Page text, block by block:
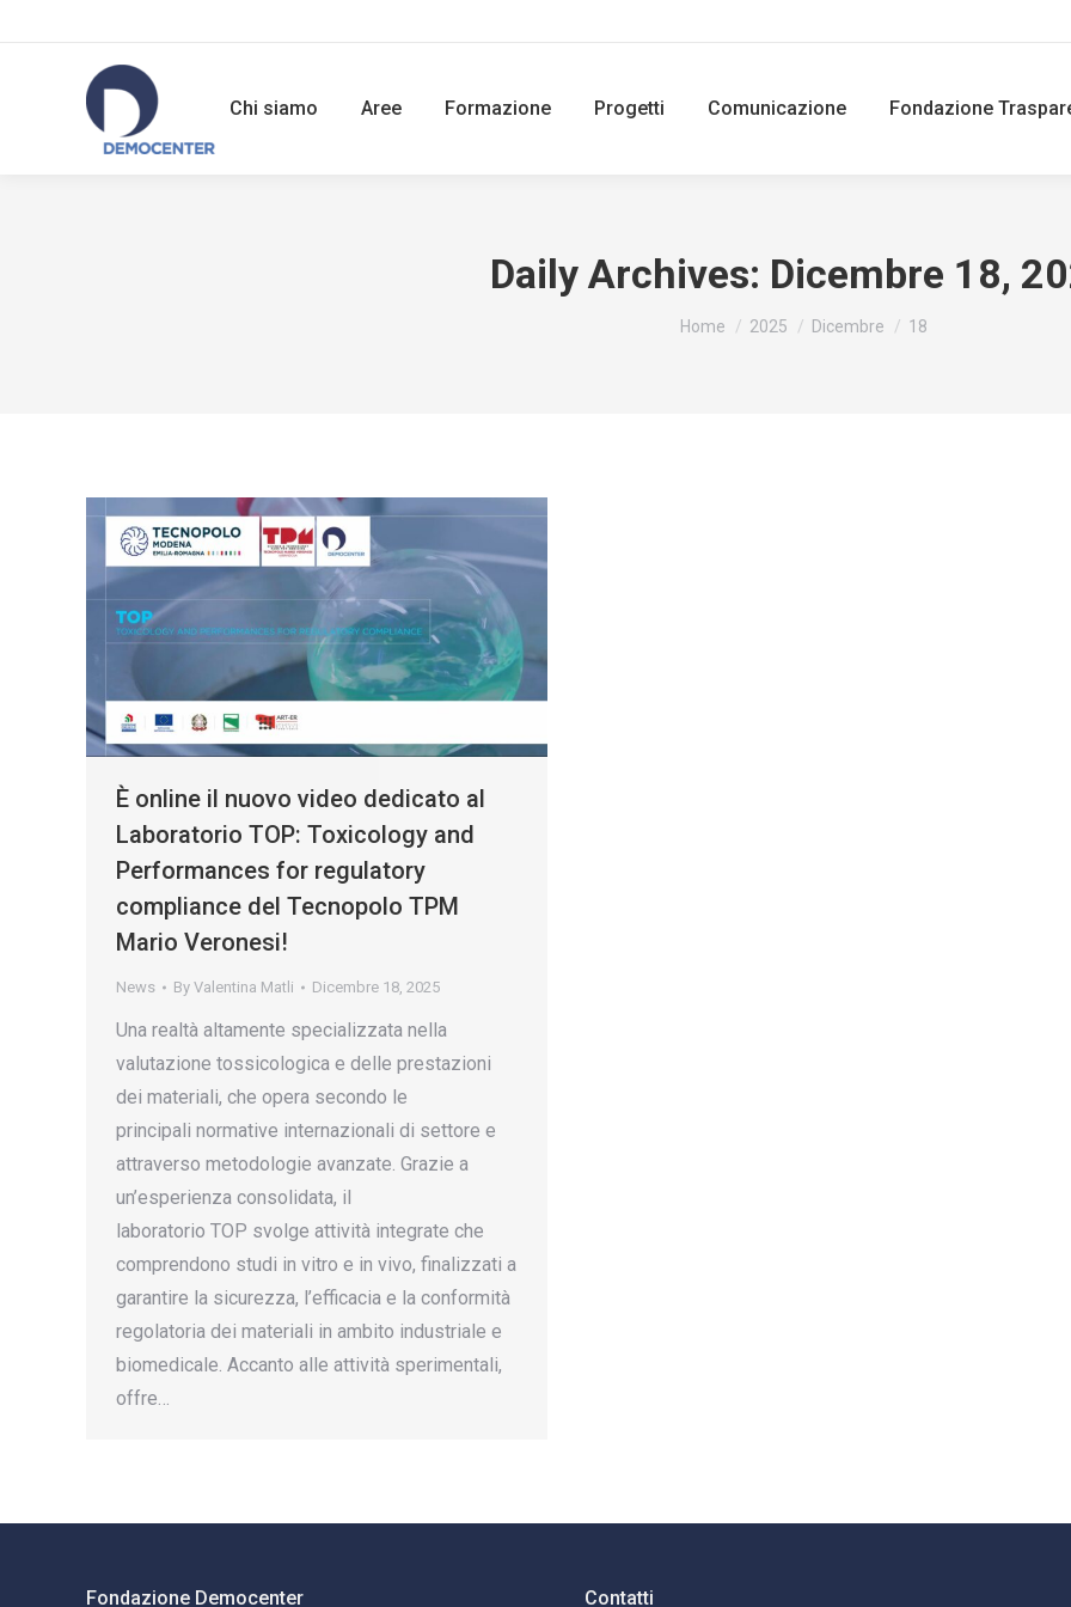
Chi siamo Aree Formazione Progetti Comunicazione Fondazione
Daily Archives: Dicembre 18,
You are here:
Home 2025 Dicembre 18
È online il nuovo video dedicato al
Laboratorio TOP: Toxicology and
Performances for regulatory
compliance del Tecnopolo TPM
Mario Veronesi!
News By Valentina Matli Dicembre 18, 2025
Una realtà altamente specializzata nella
valutazione tossicologica e delle prestazioni
dei materiali, che opera secondo le
principali normative internazionali di settore e
attraverso metodologie avanzate. Grazie a
un’esperienza consolidata, il
laboratorio TOP svolge attività integrate che
comprendono studi in vitro e in vivo, finalizzati a
garantire la sicurezza, l’efficacia e la conformità
regolatoria dei materiali in ambito industriale e
biomedicale. Accanto alle attività sperimentali,
offre…
Fondazione Democenter Contatti